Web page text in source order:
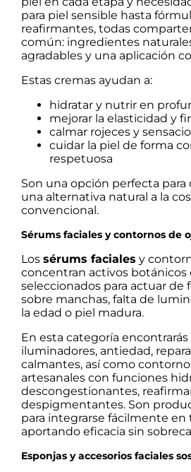
para piel sensible hasta
reafirmantes, todas
común: ingredientes
agradables y una aplicación
Estas cremas ayudan a:
hidratar y nutrir en
mejorar la elasticidad y
calmar rojeces y
cuidar la piel de forma
respetuosa
Son una opción perfecta
una alternativa natural a la
convencional.
Sérums faciales y contornos de
Los sérums faciales y
concentran activos
seleccionados para actuar de
sobre manchas, falta de
la edad o piel madura.
En esta categoría
iluminadores, antiedad,
calmantes, así como
artesanales con funciones
descongestionantes,
despigmentantes. Son
para integrarse fácilmente en
aportando eficacia sin
Esponjas y accesorios faciales